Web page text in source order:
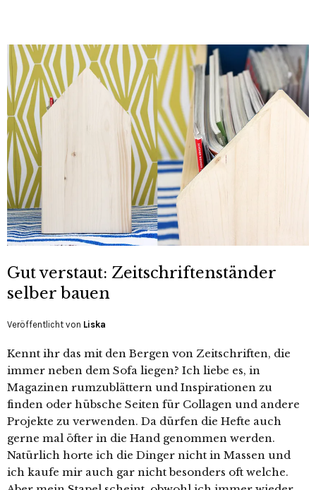
Gut verstaut: Zeitschriftenständer
selber bauen
Veröffentlicht von Liska
Kennt ihr das mit den Bergen von Zeitschriften, die
immer neben dem Sofa liegen? Ich liebe es, in
Magazinen rumzublättern und Inspirationen zu
finden oder hübsche Seiten für Collagen und andere
Projekte zu verwenden. Da dürfen die Hefte auch
gerne mal öfter in die Hand genommen werden.
Natürlich horte ich die Dinger nicht in Massen und
ich kaufe mir auch gar nicht besonders oft welche.